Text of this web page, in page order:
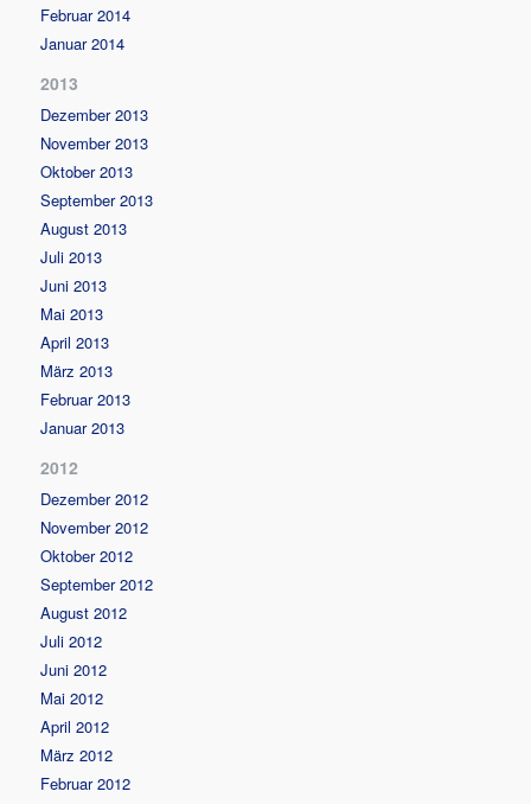
Februar 2014
Januar 2014
2013
Dezember 2013
November 2013
Oktober 2013
September 2013
August 2013
Juli 2013
Juni 2013
Mai 2013
April 2013
März 2013
Februar 2013
Januar 2013
2012
Dezember 2012
November 2012
Oktober 2012
September 2012
August 2012
Juli 2012
Juni 2012
Mai 2012
April 2012
März 2012
Februar 2012